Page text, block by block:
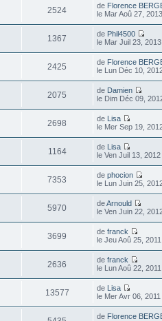
2524 de Florence
le Mar Aoû 27,
1367 de Phil4500
le Mar Juil 23,
2425 de Florence
le Lun Déc 10,
2075 de Damien
le Dim Déc 09,
2698 de Lisa
le Mer Sep 19,
1164 de Lisa
le Ven Juil 13,
7353 dephocion
le Lun Juin 25,
5970 deArnould
le Ven Juin 22,
3699 defranck
le Jeu Aoû 25,
2636 defranck
le Lun Aoû 22,
13577 de Lisa
le Mer Avr 06,
de Florence